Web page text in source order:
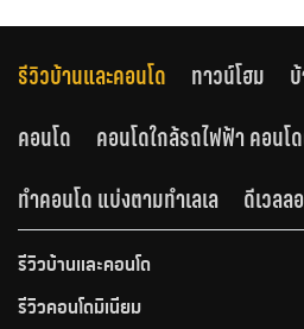
รีวิวบ้านและคอนโด ทาวน์โฮม
คอนโด
คอนโดใกล้รถไฟฟ้า คอนโ
ทำคอนโด แบ่งตามทำเลเล
ดีเวลล
รีวิวบ้านและคอนโด
รีวิวคอนโดมิเนียม